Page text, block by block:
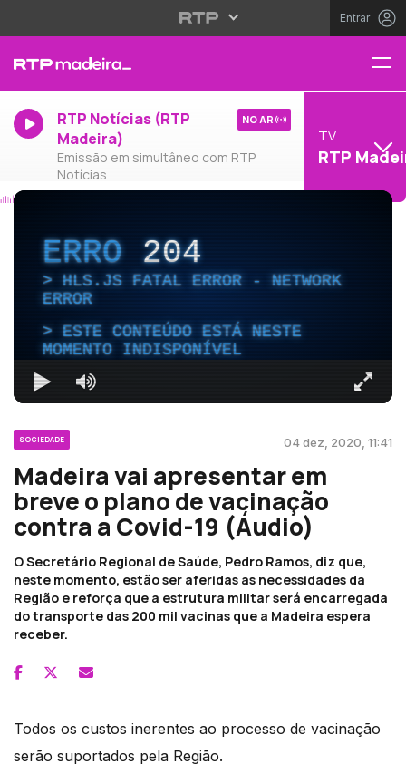
Entrar
RTP Notícias (RTP
Madeira)
Emissão em simultâneo com RTP
Notícias
NO AR
TV
RTP
ERRO204
HLS.JS FATAL ERROR - NETWORK
ERROR
ESTE CONTEÚDO ESTÁ NESTE
MOMENTO INDISPONÍVEL
SOCIEDADE 04 dez, 2020, 11:41
Madeira vai apresentar em
breve o plano de vacinação
contra a Covid-19 (Áudio)
O Secretário Regional de Saúde, Pedro Ramos, diz que,
neste momento, estão ser aferidas as necessidades da
Região e reforça que a estrutura militar será encarregada
do transporte das 200 mil vacinas que a Madeira espera
receber.
Todos os custos inerentes ao processo de vacinação
serão suportados pela Região.